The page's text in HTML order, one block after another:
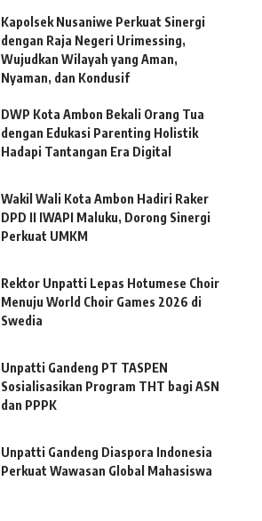
Kapolsek Nusaniwe Perkuat Sinergi
dengan Raja Negeri Urimessing,
Wujudkan Wilayah yang Aman,
Nyaman, dan Kondusif
DWP Kota Ambon Bekali Orang Tua
dengan Edukasi Parenting Holistik
Hadapi Tantangan Era Digital
Wakil Wali Kota Ambon Hadiri Raker
DPD II IWAPI Maluku, Dorong Sinergi
Perkuat UMKM
Rektor Unpatti Lepas Hotumese Choir
Menuju World Choir Games 2026 di
Swedia
Unpatti Gandeng PT TASPEN
Sosialisasikan Program THT bagi ASN
dan PPPK
Unpatti Gandeng Diaspora Indonesia
Perkuat Wawasan Global Mahasiswa